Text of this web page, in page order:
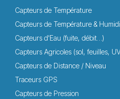
Capteurs de Température
Capteurs de Température &
Capteurs d'Eau (fuite, débit…)
Capteurs Agricoles (sol, feuilles,
Capteurs de Distance / Niveau
Traceurs GPS
Capteurs de Pression